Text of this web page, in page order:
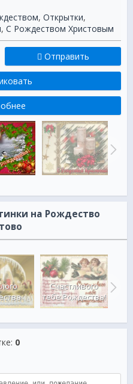
, Открытки,
, C Рождеством Христовым
Отправить
на Рождество
Счастливого
тебе Рождества!
: 0